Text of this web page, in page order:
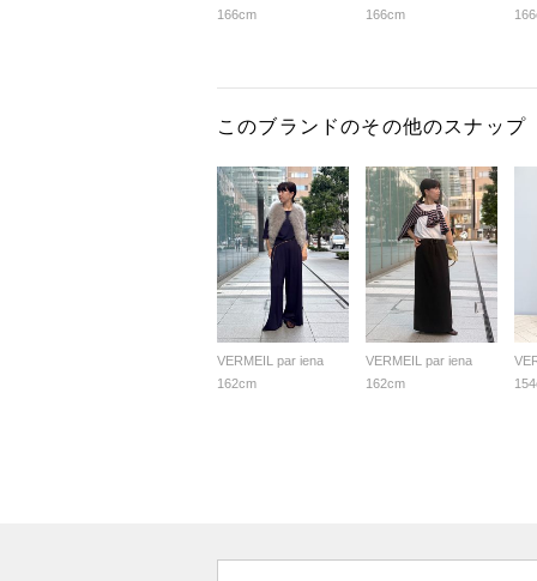
166cm
166cm
このブランドのその他のスナップ
VERMEIL par iena
162cm
VERMEIL par iena
162cm